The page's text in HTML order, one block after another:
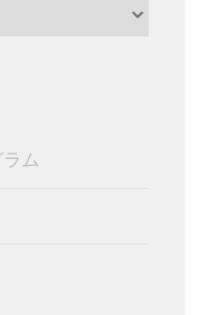
ム